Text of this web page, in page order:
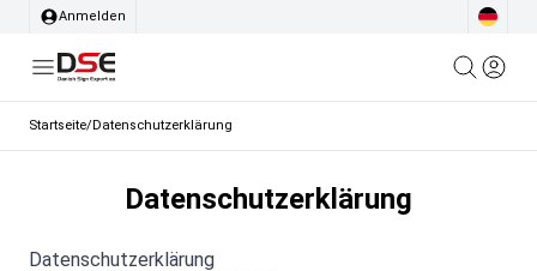
Anmelden
Startseite/Datenschutzerklärung
Datenschutzerklärung
Datenschutzerklärung